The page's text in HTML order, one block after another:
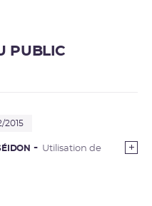
PUBLIC
2015
Utilisation de